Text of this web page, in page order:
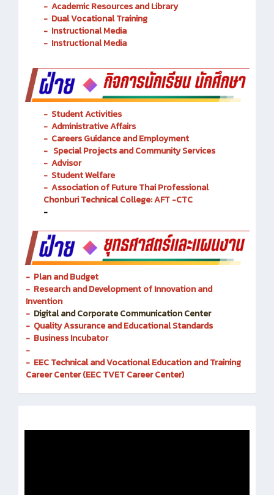
- Academic Resources and Library
- Dual Vocational Training
- Instructional Media
- Instructional Media
- Student Activities
- Administrative Affairs
- Careers Guidance and Employment
- Special Projects and Community Services
- Advisor
- Student Welfare
- Association of Future Thai Professional
Chonburi Technical College: AFT -CTC
-
- Plan and Budget
- Research and Development of Innovation and
Invention
- Digital and Corporate Communication Center
- Quality Assurance and Educational Standards
- Business Incubator
-
- EEC Technical and Vocational Education and Training
Career Center (EEC TVET Career Center)